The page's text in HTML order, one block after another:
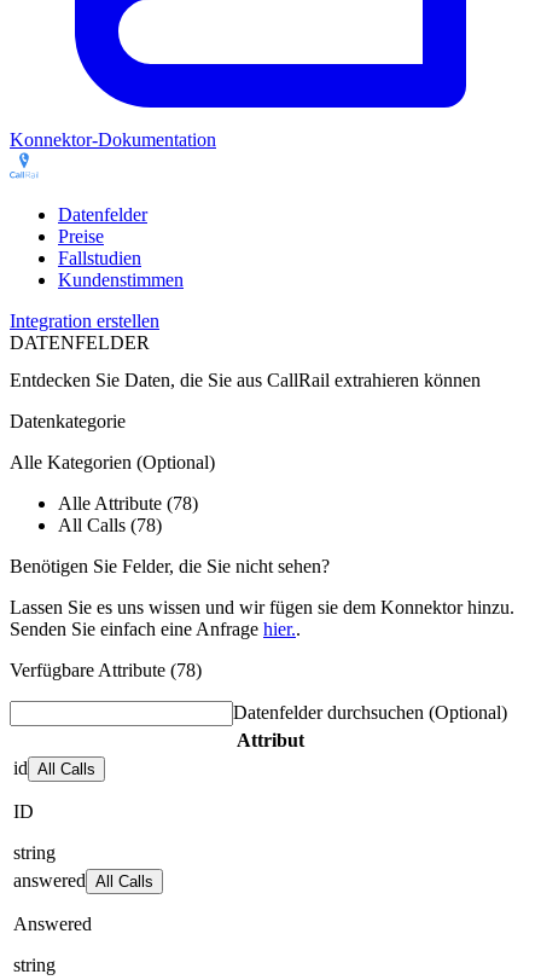
Konnektor-Dokumentation
Datenfelder
Preise
Fallstudien
Kundenstimmen
Integration erstellen
DATENFELDER
Entdecken Sie Daten, die Sie aus CallRail extrahieren können
Datenkategorie
Alle Kategorien (Optional)
Alle Attribute (78)
All Calls (78)
Benötigen Sie Felder, die Sie nicht sehen?
Lassen Sie es uns wissen und wir fügen sie dem Konnektor hinzu.
Senden Sie einfach eine Anfrage hier..
Verfügbare Attribute (78)
Datenfelder durchsuchen (Optional)
Attribut
id All Calls
ID
string
answered All Calls
Answered
string